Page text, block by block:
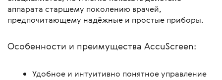
аппарата старшему поколению врачей,
предпочитающему надёжные и простые приборы.
Особенности и преимущества AccuScreen:
Удобное и интуитивно понятное управление